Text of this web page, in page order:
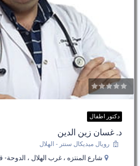
دكتور اطفال
د. غسان زين الدين
رويال ميديكال سنتر - الهلال
شارع المنتزه ، غرب الهلال ، الدوحة-